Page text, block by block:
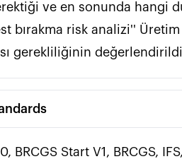
ve en sonunda hangi
bırakma risk analizi''
gerekliliğinin
BRCGS Start V1, BRCGS,